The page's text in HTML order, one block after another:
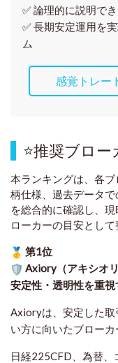
✅ 論理的に説明で
✅ 長期安定運用を
ム
感覚トレー
⭐推奨ブロー
本ランキングは、各
柄仕様、過去データ
を総合的に確認し、
ローカーの目安とし
第1位
Axiory（アキシオリ
安定性・透明性を重
Axioryは、安定した取
い方に向いたブローカ
日経225CFD、為替、